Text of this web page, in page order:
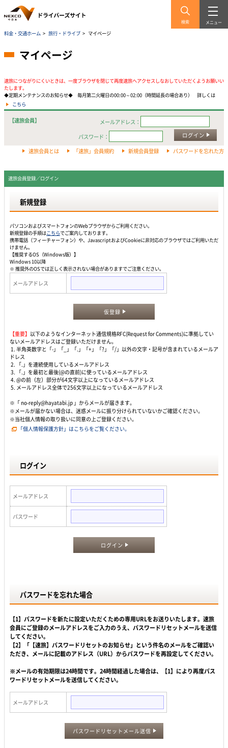
検索 メニュー
料金・交通ホーム > 旅行・ドライブ > マイページ
マイページ
速旅につながりにくいときは、一度ブラウザを閉じて再度速旅へアクセスしなおしていただくようお願いい
たします。
◆定期メンテナンスのお知らせ◆ 毎月第二火曜日の00:00～02:00（時間延長の場合あり） 詳しくは
こちら
【速旅会員】
メールアドレス：
パスワード：
ログイン
速旅会員とは 「速旅」会員規約 新規会員登録 パスワードを忘れた方
速旅会員登録／ログイン
新規登録
パソコンおよびスマートフォンのWebプラウザからご利用ください。
新規登録の手順はこちらでご案内しております。
携帯電話（フィーチャーフォン）や、JavascriptおよびCookieに非対応のブラウザではご利用いただ
けません。
【推奨するOS（Windows版）】
Windows 10以降
※ 推奨外のOSでは正しく表示されない場合がありますでご注意ください。
メールアドレス
仮登録
【重要】 以下のようなインターネット通信規格RFC(Request for Comments)に準拠してい
ないメールアドレスはご登録いただけません。
1. 半角英数字と「-」「_」「.」「+」「?」「/」以外の文字・記号が含まれているメールア
ドレス
2. 「.」を連続使用しているメールアドレス
3. 「.」を最初と最後(@の直前)に使っているメールアドレス
4. @の前（左）部分が64文字以上になっているメールアドレス
5. メールアドレス全体で256文字以上になっているメールアドレス
※「 no-reply@hayatabi.jp 」からメールが届きます。
※メールが届かない場合は、迷惑メールに振り分けられていないかご確認ください。
※当社個人情報の取り扱いに同意の上ご登録ください。
「個人情報保護方針」はこちらをご覧ください。
ログイン
メールアドレス
パスワード
ログイン
パスワードを忘れた場合
【1】パスワードを新たに設定いただくための専用URLをお送りいたします。速旅
会員にご登録のメールアドレスをご入力のうえ、パスワードリセットメールを送信
してください。
【2】「【速旅】パスワードリセットのお知らせ」という件名のメールをご確認い
ただき、メールに記載のアドレス（URL）からパスワードを再設定してください。
※メールの有効期限は24時間です。24時間経過した場合は、【1】により再度パス
ワードリセットメールを送信してください。
メールアドレス
パスワードリセットメール送信